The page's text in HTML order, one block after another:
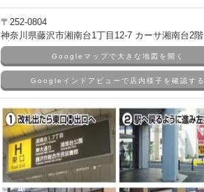
〒252-0804
神奈川県藤沢市湘南台1丁目12-7 カーサ湘南台2階
Googleマップで大きな地図を開く
Googleインドアビューで店内様子を確認する